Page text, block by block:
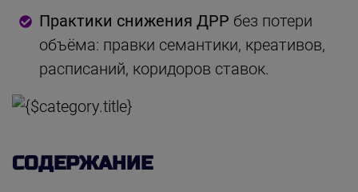
Практики снижения ДРР без потери
объёма: правки семантики, креативов,
расписаний, коридоров ставок.
СОДЕРЖАНИЕ